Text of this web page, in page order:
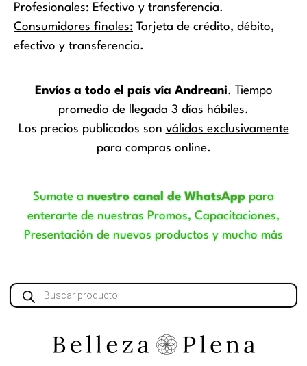
Profesionales: Efectivo y transferencia.
Consumidores finales: Tarjeta de crédito, débito,
efectivo y transferencia.
Envíos a todo el país vía Andreani. Tiempo
promedio de llegada 3 días hábiles.
Los precios publicados son válidos exclusivamente
para compras online.
Sumate anuestro canal de WhatsApppara
enterarte de nuestras Promos, Capacitaciones,
Presentación de nuevos productos y mucho más
Búsqueda
de